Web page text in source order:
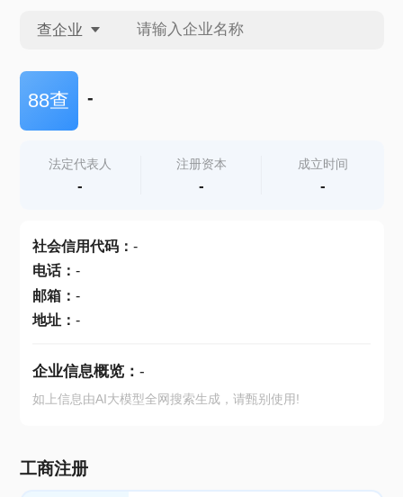
查企业
查企业
查产地
88查 -
法定代表人
-
注册资本
-
成立时间
-
社会信用代码： -
电话： -
邮箱： -
地址： -
企业信息概览： -
如上信息由AI大模型全网搜索生成，请甄别使用!
工商注册